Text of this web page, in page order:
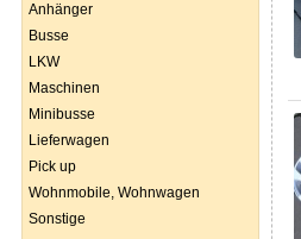
Anhänger
Busse
LKW
Maschinen
Minibusse
Lieferwagen
Pick up
Wohnmobile, Wohnwagen
Sonstige